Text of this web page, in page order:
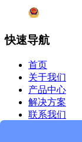
快速导航
首页
产品中心
解决方案
联系我们
关注我们